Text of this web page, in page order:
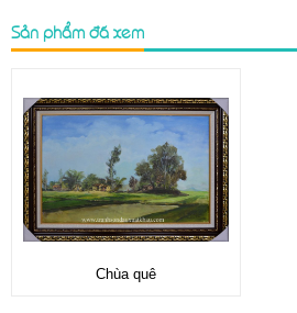
Sản phẩm đã xem
Chùa quê